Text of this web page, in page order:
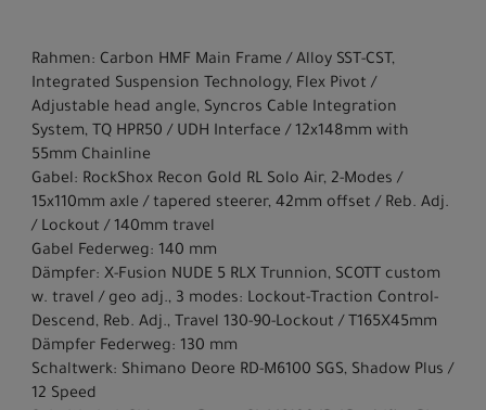
Rahmen: Carbon HMF Main Frame / Alloy SST-CST,
Integrated Suspension Technology, Flex Pivot /
Adjustable head angle, Syncros Cable Integration
System, TQ HPR50 / UDH Interface / 12x148mm with
55mm Chainline
Gabel: RockShox Recon Gold RL Solo Air, 2-Modes /
15x110mm axle / tapered steerer, 42mm offset / Reb. Adj.
/ Lockout / 140mm travel
Gabel Federweg: 140 mm
Dämpfer: X-Fusion NUDE 5 RLX Trunnion, SCOTT custom
w. travel / geo adj., 3 modes: Lockout-Traction Control-
Descend, Reb. Adj., Travel 130-90-Lockout / T165X45mm
Dämpfer Federweg: 130 mm
Schaltwerk: Shimano Deore RD-M6100 SGS, Shadow Plus /
12 Speed